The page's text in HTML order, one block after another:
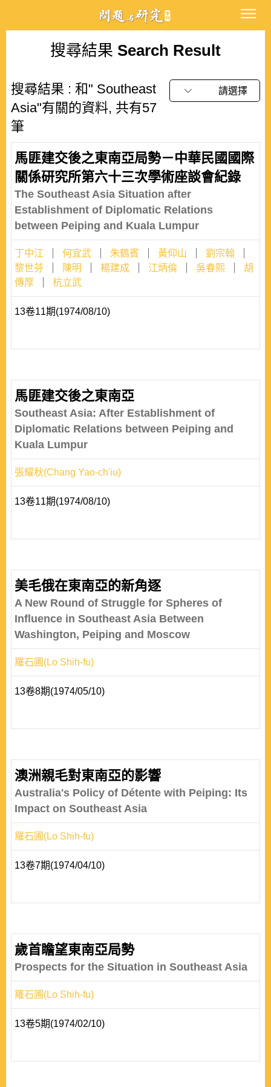
搜尋結果 Search Result
搜尋結果 : 和" Southeast
Asia"有關的資料, 共有57
筆
請選擇
馬匪建交後之東南亞局勢－中華民國國際
關係研究所第六十三次學術座談會紀錄
The Southeast Asia Situation after
Establishment of Diplomatic Relations
between Peiping and Kuala Lumpur
丁中江 何宜武 朱鶴賓 黃仰山
劉宗翰
黎世芬
陳明 楊建成 江炳倫 吳春熙
胡
傳厚
杭立武
13卷11期(1974/08/10)
馬匪建交後之東南亞
Southeast Asia: After Establishment of
Diplomatic Relations between Peiping and
Kuala Lumpur
張耀秋(Chang Yao-ch'iu)
13卷11期(1974/08/10)
美毛俄在東南亞的新角逐
A New Round of Struggle for Spheres of
Influence in Southeast Asia Between
Washington, Peiping and Moscow
羅石圃(Lo Shih-fu)
13卷8期(1974/05/10)
澳洲親毛對東南亞的影響
Australia's Policy of Détente with Peiping: Its
Impact on Southeast Asia
羅石圃(Lo Shih-fu)
13卷7期(1974/04/10)
歲首瞻望東南亞局勢
Prospects for the Situation in Southeast Asia
羅石圃(Lo Shih-fu)
13卷5期(1974/02/10)